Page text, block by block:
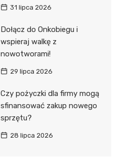
31 lipca 2026
Dołącz do Onkobiegu i
wspieraj walkę z
nowotworami!
29 lipca 2026
Czy pożyczki dla firmy mogą
sfinansować zakup nowego
sprzętu?
28 lipca 2026